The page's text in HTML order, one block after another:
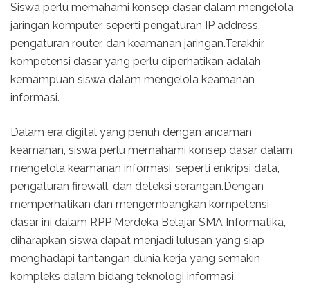
Siswa perlu memahami konsep dasar dalam mengelola
jaringan komputer, seperti pengaturan IP address,
pengaturan router, dan keamanan jaringan.Terakhir,
kompetensi dasar yang perlu diperhatikan adalah
kemampuan siswa dalam mengelola keamanan
informasi.
Dalam era digital yang penuh dengan ancaman
keamanan, siswa perlu memahami konsep dasar dalam
mengelola keamanan informasi, seperti enkripsi data,
pengaturan firewall, dan deteksi serangan.Dengan
memperhatikan dan mengembangkan kompetensi
dasar ini dalam RPP Merdeka Belajar SMA Informatika,
diharapkan siswa dapat menjadi lulusan yang siap
menghadapi tantangan dunia kerja yang semakin
kompleks dalam bidang teknologi informasi.